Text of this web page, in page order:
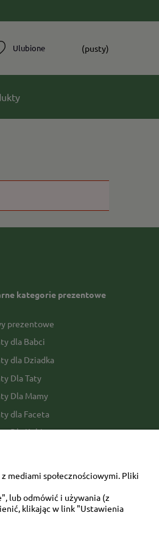
(pusty)
kategorie prezentowe
prezentowe
dla Babci
dla Dziadka
Dla Taty
Dla Mamy
dla Faceta
Dla Kobiety
mediami społecznościowymi. Pliki
lub odmówić i używania (z
klikając w link "Ustawienia